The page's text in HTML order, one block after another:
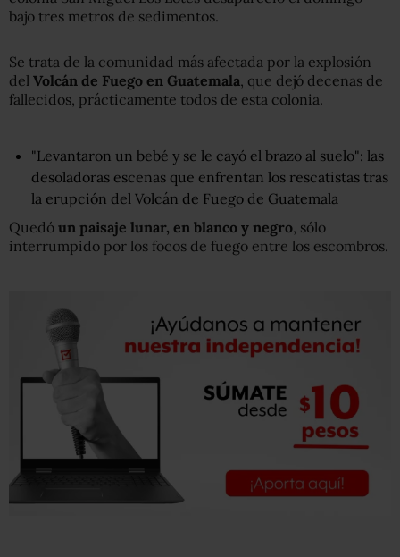
bajo tres metros de sedimentos.
Se trata de la comunidad más afectada por la explosión
del Volcán de Fuego en Guatemala , que dejó decenas de
fallecidos, prácticamente todos de esta colonia.
"Levantaron un bebé y se le cayó el brazo al suelo": las
desoladoras escenas que enfrentan los rescatistas tras
la erupción del Volcán de Fuego de Guatemala
Quedó un paisaje lunar, en blanco y negro , sólo
interrumpido por los focos de fuego entre los escombros.